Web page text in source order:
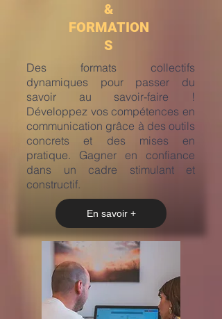
&
FORMATION
S
​Des formats collectifs
dynamiques pour passer du
savoir au savoir-faire !
Développez vos compétences en
communication grâce à des outils
concrets et des mises en
pratique. Gagner en confiance
dans un cadre stimulant et
constructif.
En savoir +